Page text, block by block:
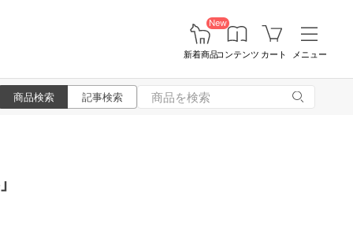
New
新着商品コンテンツ カート メニュー
商品検索 記事検索